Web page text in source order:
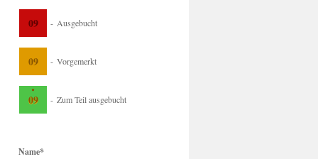
09 - Ausgebucht
09 - Vorgemerkt
·
09 - Zum Teil ausgebucht
Name*